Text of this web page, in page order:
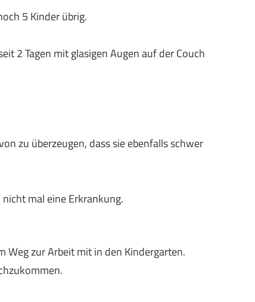
5 Kinder übrig.
2 Tagen mit glasigen Augen auf der Couch
zu überzeugen, dass sie ebenfalls schwer
mal eine Erkrankung.
zur Arbeit mit in den Kindergarten.